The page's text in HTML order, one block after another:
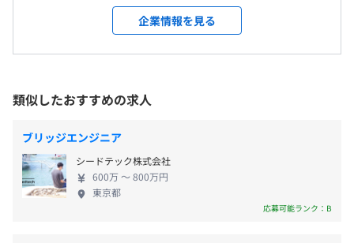
就業場所の変更範囲
＜雇入時＞
＜変更範囲＞
受動喫煙防止措置に関する事項
従業員に対する受動喫煙対策：あり
対策内容：屋内禁煙（喫煙場所あり）
・夏季休暇などの特別休暇
業績連動
企業情報を見る
類似したおすすめの求人
ブリッジエンジニア
シードテック株式会社
600万 〜 800万円
東京都
応募可能ランク：B